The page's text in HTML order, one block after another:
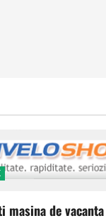
masina de vacanta